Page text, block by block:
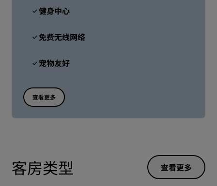
健身中心
免费无线网络
宠物友好
查看更多
客房类型 查看更多